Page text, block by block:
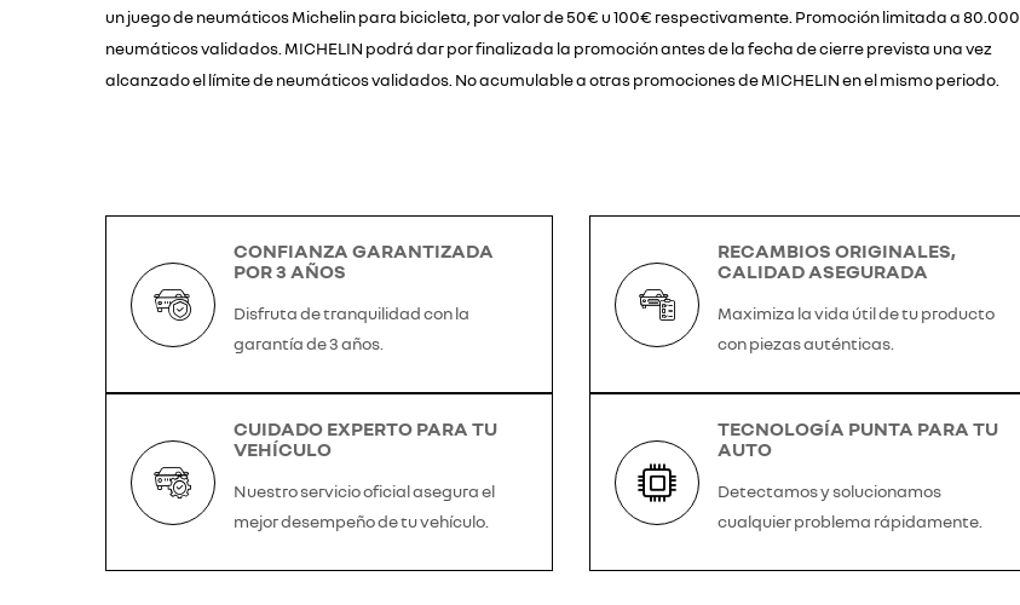
un juego de neumáticos Michelin para bicicleta, por valor de 50€ u 100€ respectivamente. Promoción limitada a 80.000
neumáticos validados. MICHELIN podrá dar por finalizada la promoción antes de la fecha de cierre prevista una vez
alcanzado el límite de neumáticos validados. No acumulable a otras promociones de MICHELIN en el mismo periodo.
CONFIANZA GARANTIZADA
POR 3 AÑOS
Disfruta de tranquilidad con la
garantía de 3 años.
RECAMBIOS ORIGINALES,
CALIDAD ASEGURADA
Maximiza la vida útil de tu producto
con piezas auténticas.
CUIDADO EXPERTO PARA TU
VEHÍCULO
Nuestro servicio oficial asegura el
mejor desempeño de tu vehículo.
TECNOLOGÍA PUNTA PARA TU
AUTO
Detectamos y solucionamos
cualquier problema rápidamente.